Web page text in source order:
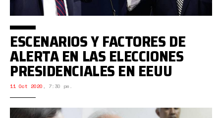
ESCENARIOS Y FACTORES DE
ALERTA EN LAS ELECCIONES
PRESIDENCIALES EN EEUU
11 Oct 2020 , 7:30 pm.